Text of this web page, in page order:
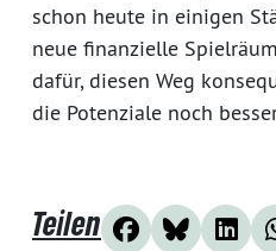
schon heute in einigen
neue finanzielle
dafür, diesen Weg
die Potenziale noch
Teilen